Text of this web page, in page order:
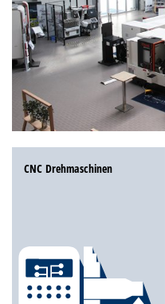
CNC Drehmaschinen